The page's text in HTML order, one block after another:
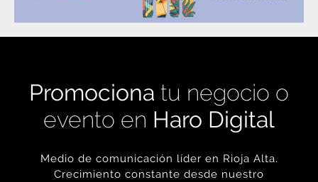
Promociona tu negocio o
evento en Haro Digital
Medio de comunicación líder en Rioja Alta.
Crecimiento constante desde nuestro